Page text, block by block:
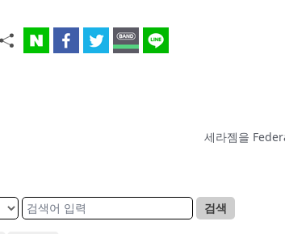
세라젬을
검색